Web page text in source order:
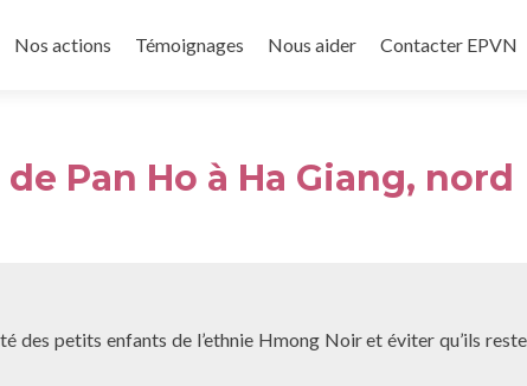
Nos actions Témoignages Nous aider Contacter EPVN
Pan Ho à Ha Giang, nord
des petits enfants de l’ethnie Hmong Noir et éviter qu’ils